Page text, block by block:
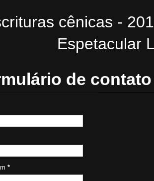
cênicas -
Espetacular
de contato
*